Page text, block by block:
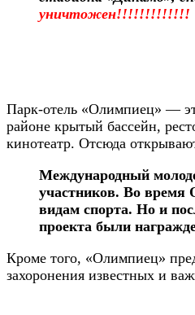
уничтожен!!!!!!!!!!!!!
Парк-отель «Олимпиец» —
районе крытый бассейн,
кинотеатр. Отсюда
Международный
участников. Во время
видам спорта. Но и
проекта были
Кроме того, «Олимпиец»
захоронения известных и